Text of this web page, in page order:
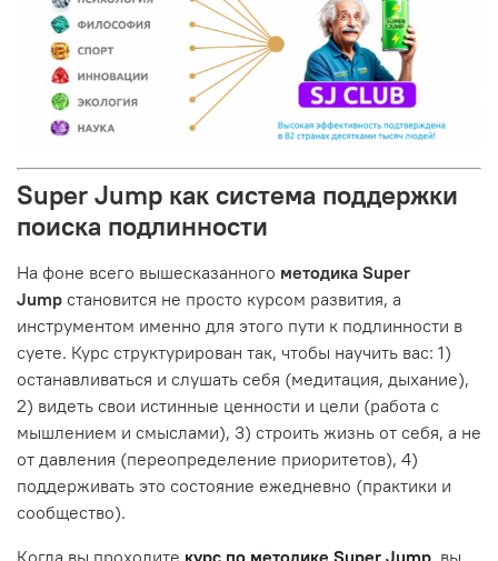
Super Jump как система поддержки
поиска подлинности
На фоне всего вышесказанного методика Super
Jump становится не просто курсом развития, а
инструментом именно для этого пути к подлинности в
суете. Курс структурирован так, чтобы научить вас: 1)
останавливаться и слушать себя (медитация, дыхание),
2) видеть свои истинные ценности и цели (работа с
мышлением и смыслами), 3) строить жизнь от себя, а не
от давления (переопределение приоритетов), 4)
поддерживать это состояние ежедневно (практики и
сообщество).
Когда вы проходите курс по методике Super Jump , вы